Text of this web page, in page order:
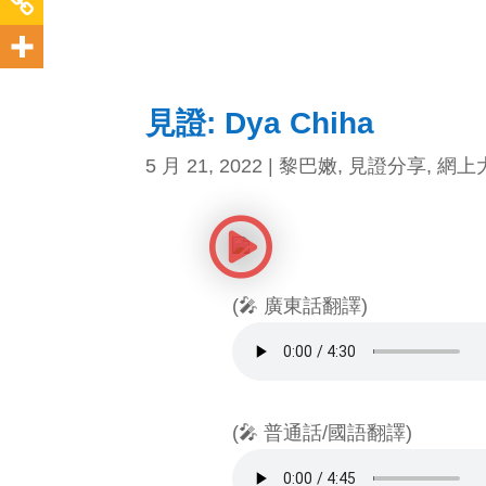
見證: Dya Chiha
5 月 21, 2022 |黎巴嫩, 見證分享,網上
(🎤 廣東話翻譯)
(🎤 普通話/國語翻譯)